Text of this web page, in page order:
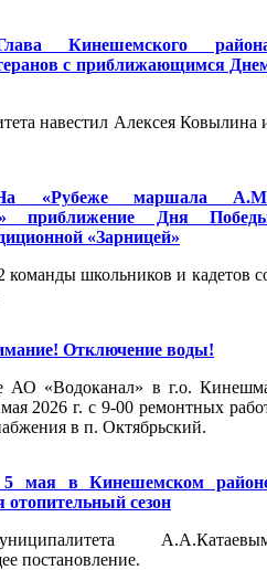
Кинешемского
с приближающимся
навестил Алексея Ковылина
«Рубеже маршала
приближение Дня
«Зарницей»
команды школьников и кадетов
Отключение воды!
АО «Водоканал» в г.о.
2026 г. с 9-00 ремонтных
в п. Октябрьский.
мая в Кинешемском
отопительный сезон
постановление.